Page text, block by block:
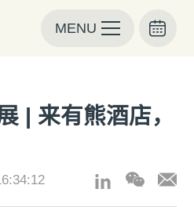
MENU
| 来有熊酒店，